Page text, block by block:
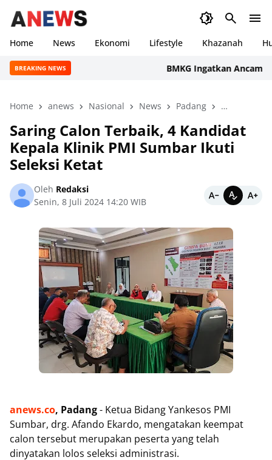
Home News Ekonomi Lifestyle Khazanah
BREAKING NEWS BMKG Ingatkan Ancaman
Home anews Nasional News Padang peristiwa
Saring Calon Terbaik, 4 Kandidat
Kepala Klinik PMI Sumbar Ikuti
Seleksi Ketat
Oleh Redaksi
Senin, 8 Juli 2024 14:20 WIB
anews.co, Padang- Ketua Bidang Yankesos PMI
Sumbar, drg. Afando Ekardo, mengatakan keempat
calon tersebut merupakan peserta yang telah
dinyatakan lolos seleksi administrasi.